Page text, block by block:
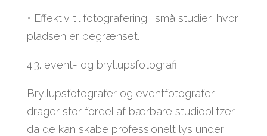
• Effektiv til fotografering i små studier, hvor
pladsen er begrænset.
4.3. event- og bryllupsfotografi
Bryllupsfotografer og eventfotografer
drager stor fordel af bærbare studioblitzer,
da de kan skabe professionelt lys under